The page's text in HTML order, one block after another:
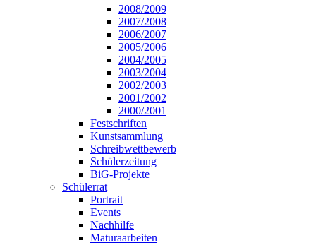
2008/2009
2007/2008
2006/2007
2005/2006
2004/2005
2003/2004
2002/2003
2001/2002
2000/2001
Festschriften
Kunstsammlung
Schreibwettbewerb
Schülerzeitung
BiG-Projekte
Schülerrat
Portrait
Events
Nachhilfe
Maturaarbeiten